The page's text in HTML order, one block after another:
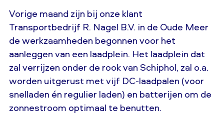
Vorige maand zijn bij onze klant
Transportbedrijf R. Nagel B.V. in de Oude Meer
de werkzaamheden begonnen voor het
aanleggen van een laadplein. Het laadplein dat
zal verrijzen onder de rook van Schiphol, zal o.a.
worden uitgerust met vijf DC-laadpalen (voor
snelladen én regulier laden) en batterijen om de
zonnestroom optimaal te benutten.